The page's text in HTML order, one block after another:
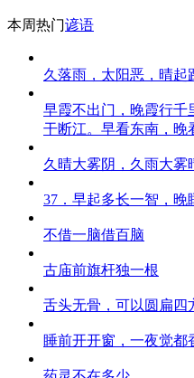
本周热门谚语
久落雨，太阳恶，晴起
早霞不出门，晚霞行千
干断江。早看东南，晚
久晴大雾阴，久雨大雾
37．早起多长一智，晚
不借一脑借百脑
古庙前旗杆独一根
舌头无骨，可以圆扁四
睡前开开窗，一夜觉都